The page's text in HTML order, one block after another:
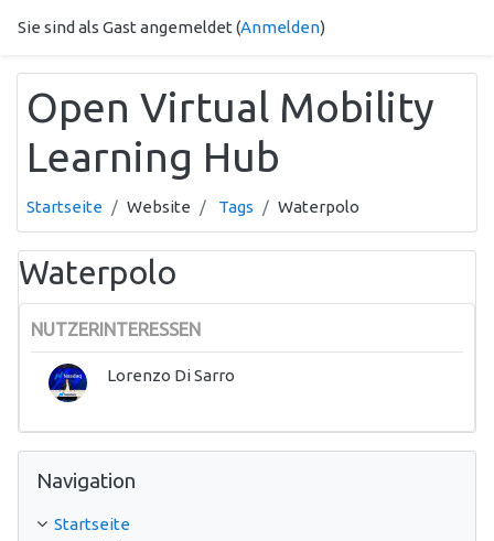
Sie sind als Gast angemeldet (Anmelden)
Open Virtual Mobility
Learning Hub
Startseite Website Tags Waterpolo
Waterpolo
NUTZERINTERESSEN
Lorenzo Di Sarro
Navigation
Startseite